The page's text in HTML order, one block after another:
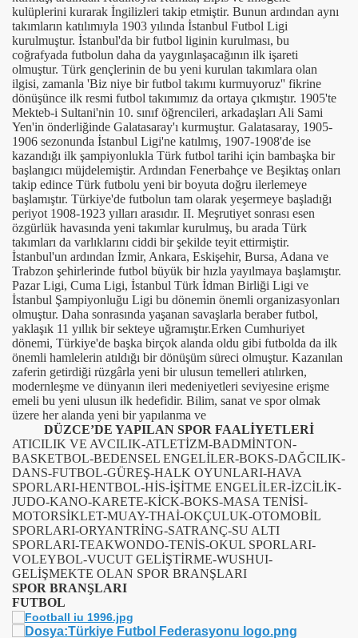
kulüplerini kurarak İngilizleri takip etmiştir. Bunun ardından aynı
takımların katılımıyla 1903 yılında İstanbul Futbol Ligi
kurulmuştur. İstanbul'da bir futbol liginin kurulması, bu
coğrafyada futbolun daha da yaygınlaşacağının ilk işareti
olmuştur. Türk gençlerinin de bu yeni kurulan takımlara olan
ilgisi, zamanla 'Biz niye bir futbol takımı kurmuyoruz'' fikrine
dönüşünce ilk resmi futbol takımımız da ortaya çıkmıştır. 1905'te
Mekteb-i Sultani'nin 10. sınıf öğrencileri, arkadaşları Ali Sami
Yen'in önderliğinde Galatasaray'ı kurmuştur. Galatasaray, 1905-
1906 sezonunda İstanbul Ligi'ne katılmış, 1907-1908'de ise
kazandığı ilk şampiyonlukla Türk futbol tarihi için bambaşka bir
başlangıcı müjdelemiştir. Ardından Fenerbahçe ve Beşiktaş onları
takip edince Türk futbolu yeni bir boyuta doğru ilerlemeye
başlamıştır. Türkiye'de futbolun tam olarak yeşermeye başladığı
periyot 1908-1923 yılları arasıdır. II. Meşrutiyet sonrası esen
özgürlük havasında yeni takımlar kurulmuş, bu arada Türk
takımları da varlıklarını ciddi bir şekilde teyit ettirmiştir.
İstanbul'un ardından İzmir, Ankara, Eskişehir, Bursa, Adana ve
Trabzon şehirlerinde futbol büyük bir hızla yayılmaya başlamıştır.
Pazar Ligi, Cuma Ligi, İstanbul Türk İdman Birliği Ligi ve
İstanbul Şampiyonluğu Ligi bu dönemin önemli organizasyonları
olmuştur. Daha sonrasında yaşanan savaşlarla beraber futbol,
yaklaşık 11 yıllık bir sekteye uğramıştır.Erken Cumhuriyet
dönemi, Türkiye'de başka birçok alanda oldu gibi futbolda da ilk
önemli hamlelerin atıldığı bir dönüşüm süreci olmuştur. Kazanılan
zaferin getirdiği rüzgârla yeni bir ulusun temelleri atılırken,
modernleşme ve dünyanın ileri medeniyetleri seviyesine erişme
emeli bu yeni ulusun ilk hedefidir. Bilim, sanat ve spor olmak
üzere her alanda yeni bir yapılanma ve
DÜZCE’DE YAPILAN SPOR FAALİYETLERİ
ATICILIK VE AVCILIK-ATLETİZM-BADMİNTON-
BASKETBOL-BEDENSEL ENGELİLER-BOKS-DAĞCILIK-
DANS-FUTBOL-GÜREŞ-HALK OYUNLARI-HAVA
SPORLARI-HENTBOL-HİS-İŞİTME ENGELİLER-İZCİLİK-
JUDO-KANO-KARETE-KİCK-BOKS-MASA TENİSİ-
MOTORSİKLET-MUAY-THAİ-OKÇULUK-OTOMOBİL
SPORLARI-ORYANTRİNG-SATRANÇ-SU ALTI
SPORLARI-TEAKWONDO-TENİS-OKUL SPORLARI-
VOLEYBOL-VUCUT GELİŞTİRME-WUSHUI-
GELİŞMEKTE OLAN SPOR BRANŞLARI
SPOR BRANŞLARI
FUTBOL